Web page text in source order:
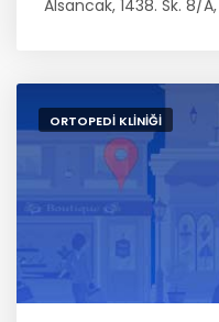
Alsancak, 1438. Sk. 8/
ORTOPEDI KLINIĞI